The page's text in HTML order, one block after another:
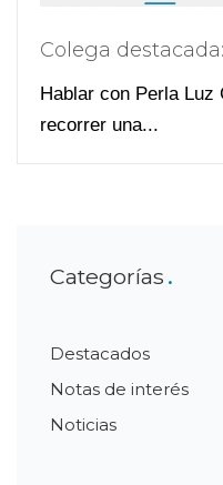
Colega
Hablar con Perla Luz
recorrer una...
Categorías
Destacados
Notas de interés
Noticias